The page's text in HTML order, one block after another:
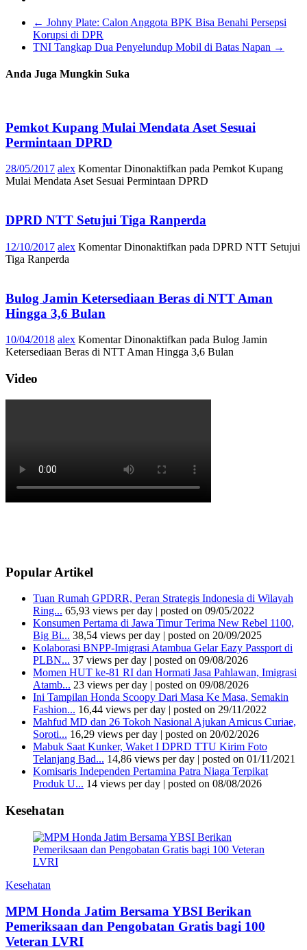
← Johny Plate: Calon Anggota BPK Bisa Benahi Persepsi
Korupsi di DPR
TNI Tangkap Dua Penyelundup Mobil di Batas Napan →
Anda Juga Mungkin Suka
Pemkot Kupang Mulai Mendata Aset Sesuai
Permintaan DPRD
28/05/2017 alex Komentar Dinonaktifkan pada Pemkot Kupang
Mulai Mendata Aset Sesuai Permintaan DPRD
DPRD NTT Setujui Tiga Ranperda
12/10/2017 alex Komentar Dinonaktifkan pada DPRD NTT Setujui
Tiga Ranperda
Bulog Jamin Ketersediaan Beras di NTT Aman
Hingga 3,6 Bulan
10/04/2018 alex Komentar Dinonaktifkan pada Bulog Jamin
Ketersediaan Beras di NTT Aman Hingga 3,6 Bulan
Video
Popular Artikel
Tuan Rumah GPDRR, Peran Strategis Indonesia di Wilayah
Ring... 65,93 views per day | posted on 09/05/2022
Konsumen Pertama di Jawa Timur Terima New Rebel 1100,
Big Bi... 38,54 views per day | posted on 20/09/2025
Kolaborasi BNPP-Imigrasi Atambua Gelar Eazy Passport di
PLBN... 37 views per day | posted on 09/08/2026
Momen HUT ke-81 RI dan Hormati Jasa Pahlawan, Imigrasi
Atamb... 23 views per day | posted on 09/08/2026
Ini Tampilan Honda Scoopy Dari Masa Ke Masa, Semakin
Fashion... 16,44 views per day | posted on 29/11/2022
Mahfud MD dan 26 Tokoh Nasional Ajukan Amicus Curiae,
Soroti... 16,29 views per day | posted on 20/02/2026
Mabuk Saat Kunker, Waket I DPRD TTU Kirim Foto
Telanjang Bad... 14,86 views per day | posted on 01/11/2021
Komisaris Independen Pertamina Patra Niaga Terpikat
Produk U... 14 views per day | posted on 08/08/2026
Kesehatan
Kesehatan
MPM Honda Jatim Bersama YBSI Berikan
Pemeriksaan dan Pengobatan Gratis bagi 100
Veteran LVRI